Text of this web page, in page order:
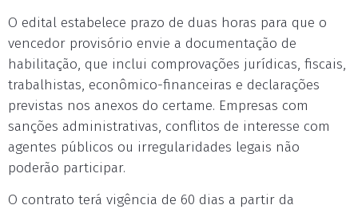
O edital estabelece prazo de duas horas para que o
vencedor provisório envie a documentação de
habilitação, que inclui comprovações jurídicas, fiscais,
trabalhistas, econômico-financeiras e declarações
previstas nos anexos do certame. Empresas com
sanções administrativas, conflitos de interesse com
agentes públicos ou irregularidades legais não
poderão participar.
O contrato terá vigência de 60 dias a partir da